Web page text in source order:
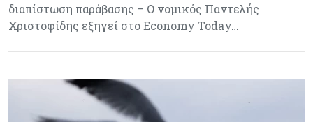
διαπίστωση παράβασης – Ο νομικός Παντελής
Χριστοφίδης εξηγεί στο Economy Today…